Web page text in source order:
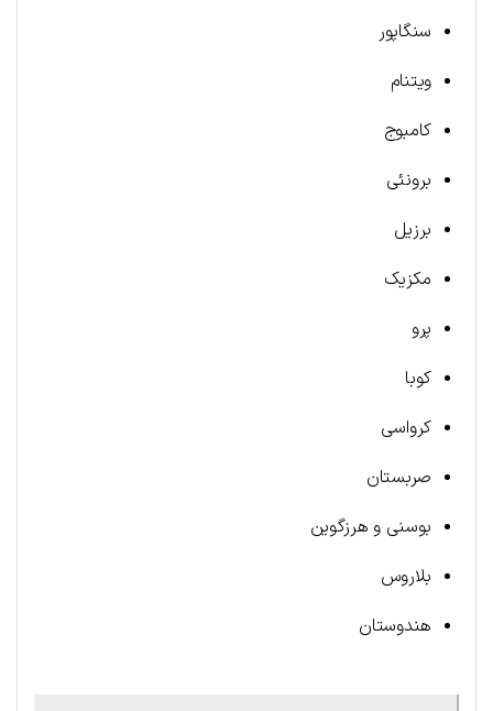
سنگاپور
ویتنام
کامبوج
برونئی
برزیل
مکزیک
پرو
کوبا
کرواسی
صربستان
بوسنی و هرزگوین
بلاروس
هندوستان